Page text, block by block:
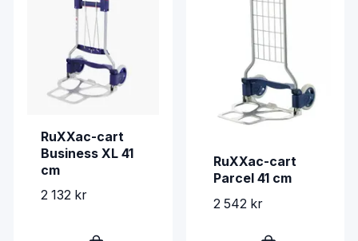
RuXXac-cart
Business XL 41
cm
2 132 kr
RuXXac-cart
Parcel 41 cm
2 542 kr